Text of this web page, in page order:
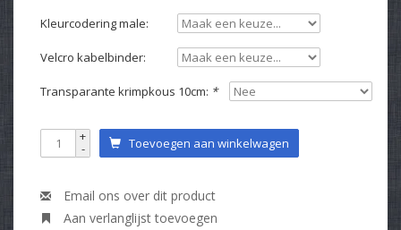
Kleurcodering male:
Velcro kabelbinder:
Transparante krimpkous 10cm: *
+
- Toevoegen aan winkelwagen
Email ons over dit product
Aan verlanglijst toevoegen